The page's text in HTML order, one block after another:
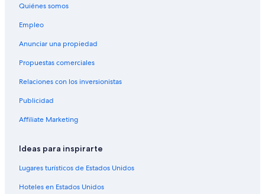
Hoteles cerca de Palacio de Holyroodhouse
Hoteles Cápsula en Edimburgo
Hoteles todo incluido en Escocia
Hoteles de ski en Escocia
Hoteles de lujo en Escocia
Hoteles familiares en Escocia
Hoteles cerca del bosque en Escocia
Hoteles cerca del lago en Escocia
Hoteles con aguas termales en Escocia
Quiénes somos
Empleo
Anunciar una propiedad
Propuestas comerciales
Relaciones con los inversionistas
Publicidad
Affiliate Marketing
Ideas para inspirarte
Lugares turísticos de Estados Unidos
Hoteles en Estados Unidos